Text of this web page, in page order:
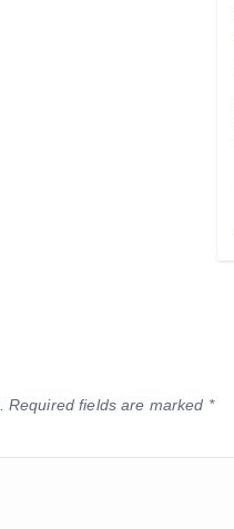
Required fields are marked *